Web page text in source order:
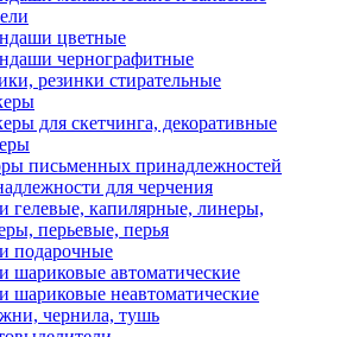
цветные
чернографитные
резинки стирательные
для скетчинга, декоративные
письменных принадлежностей
для черчения
гелевые, капилярные, линеры,
перьевые, перья
подарочные
шариковые автоматические
шариковые неавтоматические
чернила, тушь